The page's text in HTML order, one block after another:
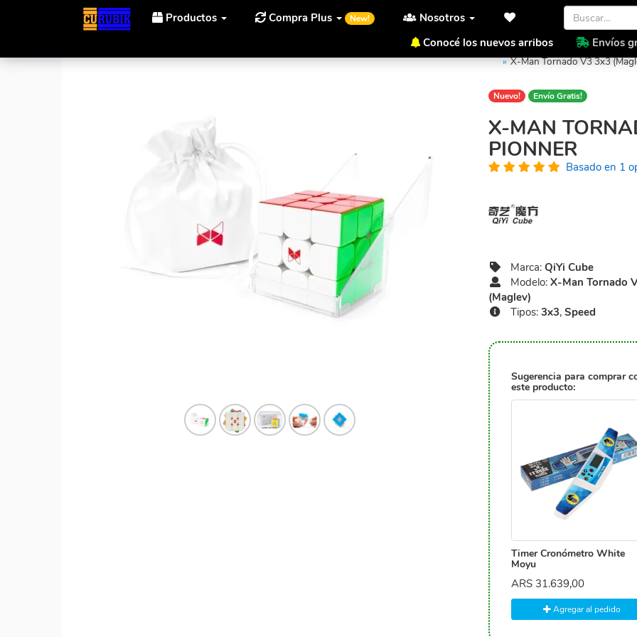
Productos Compra Plus New!
Nosotros
Conocé los nuevos arribos
Envíos
Inicio QiYi Cube
X-Man
X-Man Tornado V3 3x3
Nuevo! Envío Gratis!
X-MAN
PIONNER
Basado en 1
Marca: QiYi Cube
Modelo: X-Man Tornado
(Maglev)
Tipos: 3x3, Speed
Sugerencia para comprar
este producto:
Timer Cronómetro White
Moyu
ARS 31.639,00
Agregar al pedido